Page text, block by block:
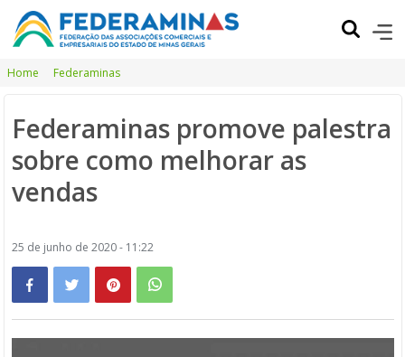
Home Federaminas
Federaminas promove palestra
sobre como melhorar as
vendas
25 de junho de 2020 - 11:22